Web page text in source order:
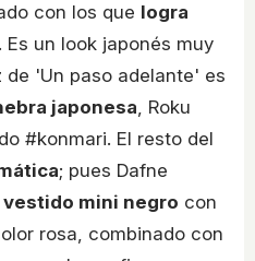
con los que logra
Es un look japonés muy
'Un paso adelante' es
japonesa, Roku
#konmari. El resto del
; pues Dafne
vestido mini negro con
rosa, combinado con